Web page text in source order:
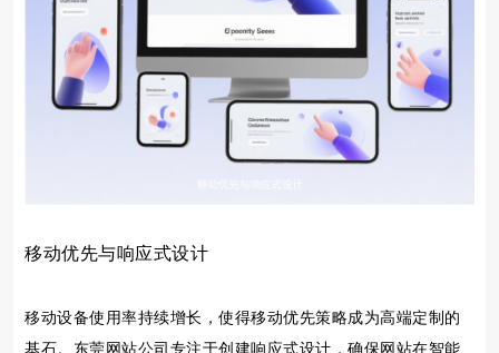
移动优先与响应式设计
移动设备使用率持续增长，使得移动优先策略成为高端定制的
基石。东莞网站公司专注于创建响应式设计，确保网站在智能